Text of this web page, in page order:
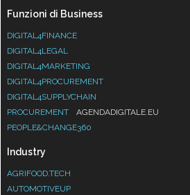
Funzioni di Business
DIGITAL4FINANCE
DIGITAL4LEGAL
DIGITAL4MARKETING
DIGITAL4PROCUREMENT
DIGITAL4SUPPLYCHAIN
PROCUREMENT
AGENDADIGITALE.EU
PEOPLE&CHANGE360
Industry
AGRIFOOD.TECH
AUTOMOTIVEUP